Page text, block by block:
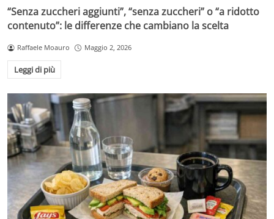
“Senza zuccheri aggiunti”, “senza zuccheri” o “a ridotto
contenuto”: le differenze che cambiano la scelta
Raffaele Moauro Maggio 2, 2026
Leggi di più